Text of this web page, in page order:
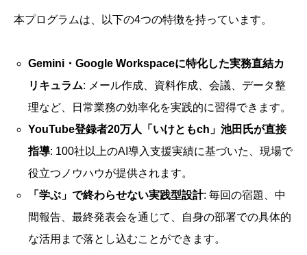
本プログラムは、以下の4つの特徴を持っています。
Gemini・Google Workspaceに特化した実務直結カ
リキュラム: メール作成、資料作成、会議、データ整
理など、日常業務の効率化を実践的に習得できます。
YouTube登録者20万人「いけともch」池田氏が直接
指導: 100社以上のAI導入支援実績に基づいた、現場で
役立つノウハウが提供されます。
「学ぶ」で終わらせない実践型設計: 毎回の宿題、中
間報告、最終発表会を通じて、自身の部署での具体的
な活用まで落とし込むことができます。